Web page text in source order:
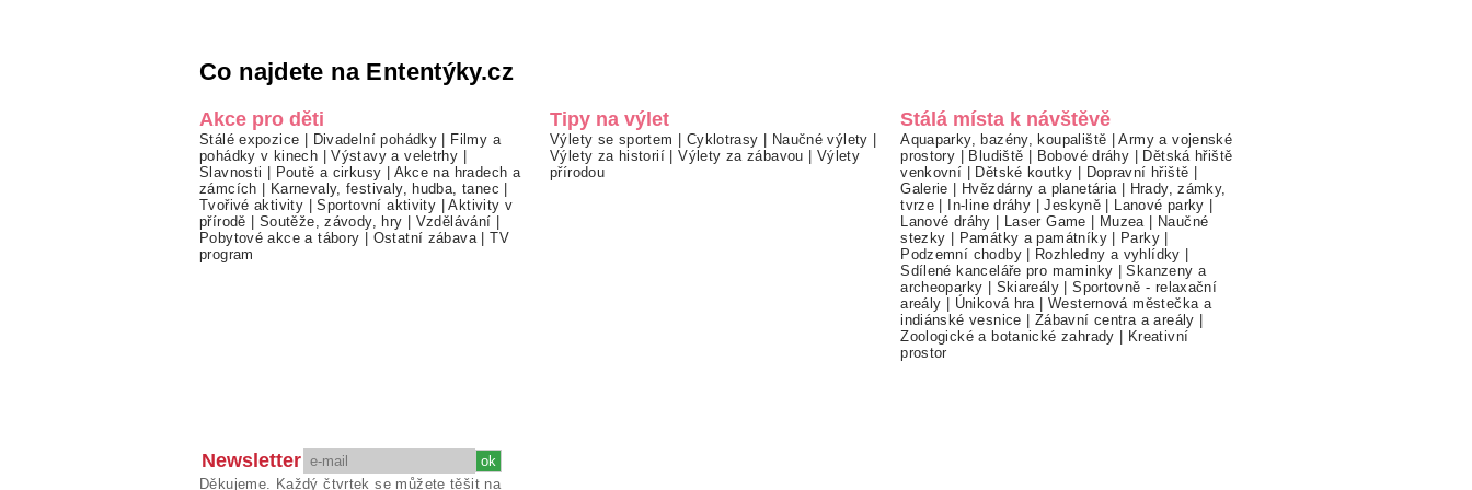
Co najdete na Ententýky.cz
Akce pro děti
Stálé expozice | Divadelní pohádky | Filmy a
pohádky v kinech |Výstavy a veletrhy |
Slavnosti | Poutě a cirkusy | Akce na hradech a
zámcích | Karnevaly, festivaly, hudba, tanec |
Tvořivé aktivity |Sportovní aktivity |Aktivity v
přírodě | Soutěže, závody, hry | Vzdělávání |
Pobytové akce a tábory | Ostatní zábava |TV
program
Tipy na výlet
Výlety se sportem | Cyklotrasy | Naučné výlety |
Výlety za historií |Výlety za zábavou | Výlety
přírodou
Stálá místa k návštěvě
Aquaparky, bazény, koupaliště |Army a vojenské
prostory | Bludiště | Bobové dráhy | Dětská hřiště
venkovní | Dětské koutky | Dopravní hřiště |
Galerie | Hvězdárny a planetária | Hrady, zámky,
tvrze | In-line dráhy |Jeskyně | Lanové parky |
Lanové dráhy | Laser Game | Muzea | Naučné
stezky | Památky a památníky| Parky |
Podzemní chodby| Rozhledny a vyhlídky |
Sdílené kanceláře pro maminky |Skanzeny a
archeoparky | Skiareály |Sportovně - relaxační
areály | Úniková hra |Westernová městečka a
indiánské vesnice | Zábavní centra a areály |
Zoologické a botanické zahrady | Kreativní
prostor
Newsletter
Děkujeme. Každý čtvrtek se můžete těšit na